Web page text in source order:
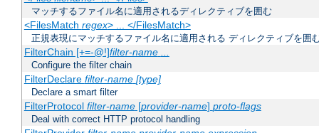
マッチするファイル名に適用されるディレクティブを囲む
<FilesMatch regex> ... </FilesMatch>
正規表現にマッチするファイル名に適用される ディレクティブを囲
FilterChain [+=-@!]filter-name ...
Configure the filter chain
FilterDeclare filter-name [type]
Declare a smart filter
FilterProtocol filter-name[provider-name] proto-flags
Deal with correct HTTP protocol handling